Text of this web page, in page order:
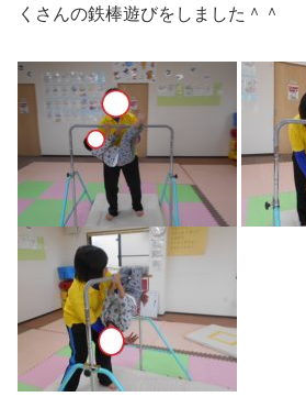
くさんの鉄棒遊びをしました＾＾